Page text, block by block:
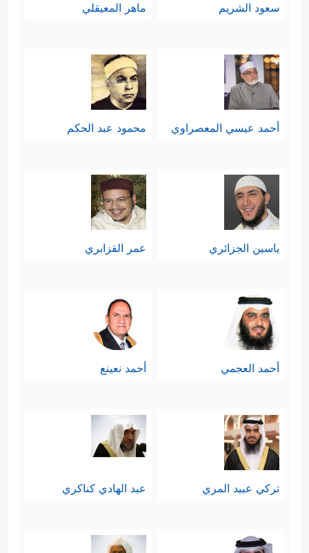
سعود الشريم ماهر المعيقلي
أحمد عيسي المعصراوي محمود عبد الحكم
ياسين الجزائري عمر القزابري
أحمد العجمي أحمد نعينع
تركي عبيد المري عبد الهادي كناكري